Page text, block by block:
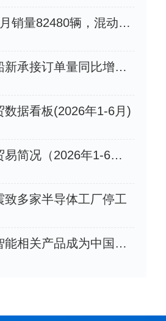
现代汽车美国7月销量82480辆，混动车型增长35%创新高
上半年我国海船新承接订单量同比增长105.2%
数据看板(2026年1-6月)
中国船舶海工贸易简况（2026年1-6月）
致多家半导体工厂停工
商务部：人工智能相关产品成为中国外贸「新名片」